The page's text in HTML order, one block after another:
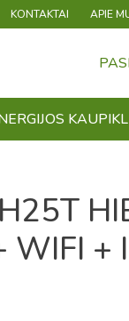
KONTAKTAI APIE
WIFI +